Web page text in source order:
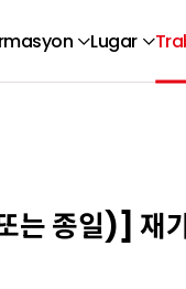
Lugar
종일)] 재